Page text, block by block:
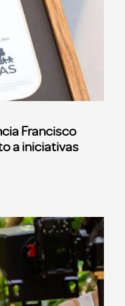
Francisco
a iniciativas